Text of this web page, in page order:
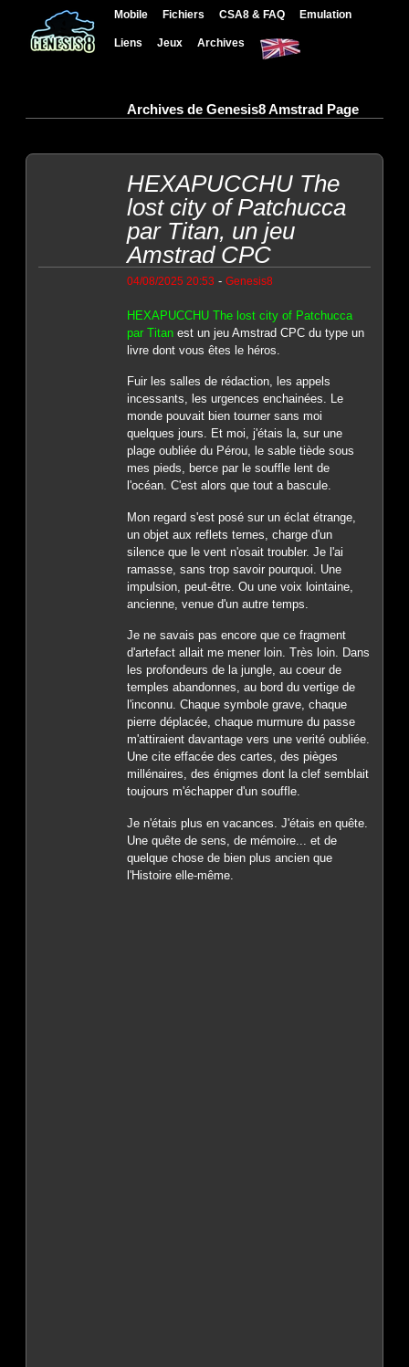
Mobile Fichiers CSA8 & FAQ Emulation
Liens Jeux Archives
Archives de Genesis8 Amstrad Page
HEXAPUCCHU The
lost city of Patchucca
par Titan, un jeu
Amstrad CPC
04/08/2025 20:53 - Genesis8
HEXAPUCCHU The lost city of Patchucca
par Titanest un jeu Amstrad CPC du type un
livre dont vous êtes le héros.
Fuir les salles de rédaction, les appels
incessants, les urgences enchainées. Le
monde pouvait bien tourner sans moi
quelques jours. Et moi, j'étais la, sur une
plage oubliée du Pérou, le sable tiède sous
mes pieds, berce par le souffle lent de
l'océan. C'est alors que tout a bascule.
Mon regard s'est posé sur un éclat étrange,
un objet aux reflets ternes, charge d'un
silence que le vent n'osait troubler. Je l'ai
ramasse, sans trop savoir pourquoi. Une
impulsion, peut-être. Ou une voix lointaine,
ancienne, venue d'un autre temps.
Je ne savais pas encore que ce fragment
d'artefact allait me mener loin. Très loin. Dans
les profondeurs de la jungle, au coeur de
temples abandonnes, au bord du vertige de
l'inconnu. Chaque symbole grave, chaque
pierre déplacée, chaque murmure du passe
m'attiraient davantage vers une verité oubliée.
Une cite effacée des cartes, des pièges
millénaires, des énigmes dont la clef semblait
toujours m'échapper d'un souffle.
Je n'étais plus en vacances. J'étais en quête.
Une quête de sens, de mémoire... et de
quelque chose de bien plus ancien que
l'Histoire elle-même.